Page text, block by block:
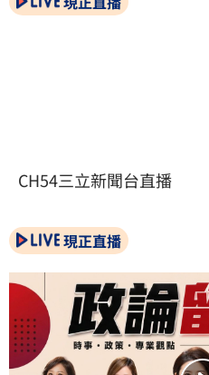
CH54三立新聞台直播
現正直播